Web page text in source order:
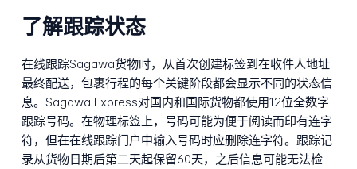
了解跟踪状态
在线跟踪Sagawa货物时，从首次创建标签到在收件人地址
最终配送，包裹行程的每个关键阶段都会显示不同的状态信
息。Sagawa Express对国内和国际货物都使用12位全数字
跟踪号码。在物理标签上，号码可能为便于阅读而印有连字
符，但在在线跟踪门户中输入号码时应删除连字符。跟踪记
录从货物日期后第二天起保留60天，之后信息可能无法检